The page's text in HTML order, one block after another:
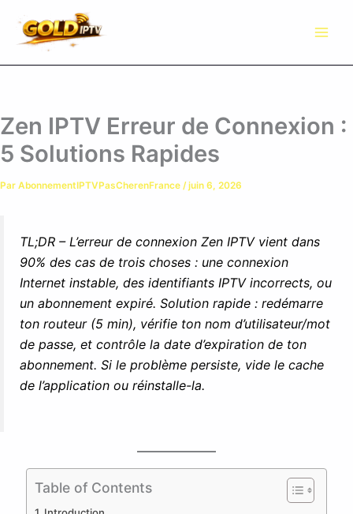
contenu
Zen IPTV Erreur de Connexion :
5 Solutions Rapides
Par AbonnementIPTVPasCherenFrance /juin 6, 2026
TL;DR – L’erreur de connexion Zen IPTV vient dans
90% des cas de trois choses : une connexion
Internet instable, des identifiants IPTV incorrects, ou
un abonnement expiré. Solution rapide : redémarre
ton routeur (5 min), vérifie ton nom d’utilisateur/mot
de passe, et contrôle la date d’expiration de ton
abonnement. Si le problème persiste, vide le cache
de l’application ou réinstalle-la.
Table of Contents